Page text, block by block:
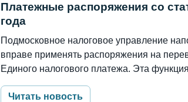
Платежные распоряжения со
года
Подмосковное налоговое управление
вправе применять распоряжения на
Единого налогового платежа. Эта
Читать новость